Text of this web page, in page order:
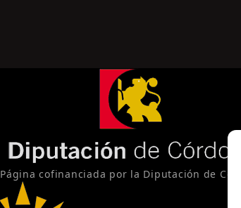
Página cofinanciada por la Diputación de